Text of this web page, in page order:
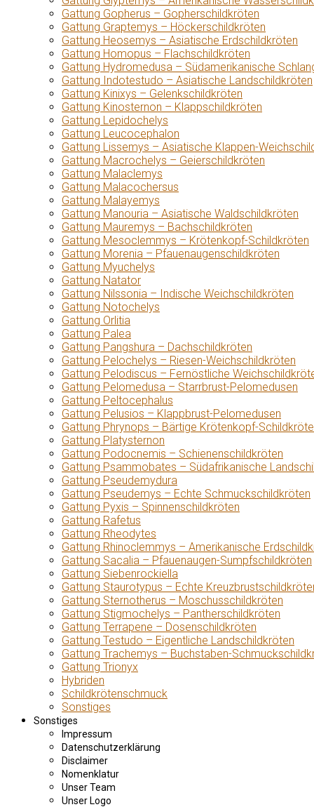
Gattung Gopherus – Gopherschildkröten
Gattung Graptemys – Höckerschildkröten
Gattung Heosemys – Asiatische Erdschildkröten
Gattung Homopus – Flachschildkröten
Gattung Hydromedusa – Südamerikanische
Gattung Indotestudo – Asiatische Landschildkröten
Gattung Kinixys – Gelenkschildkröten
Gattung Kinosternon – Klappschildkröten
Gattung Lepidochelys
Gattung Leucocephalon
Gattung Lissemys – Asiatische Klappen-
Gattung Macrochelys – Geierschildkröten
Gattung Malaclemys
Gattung Malacochersus
Gattung Malayemys
Gattung Manouria – Asiatische Waldschildkröten
Gattung Mauremys – Bachschildkröten
Gattung Mesoclemmys – Krötenkopf-Schildkröten
Gattung Morenia – Pfauenaugenschildkröten
Gattung Myuchelys
Gattung Natator
Gattung Nilssonia – Indische Weichschildkröten
Gattung Notochelys
Gattung Orlitia
Gattung Palea
Gattung Pangshura – Dachschildkröten
Gattung Pelochelys – Riesen-Weichschildkröten
Gattung Pelodiscus – Fernöstliche
Gattung Pelomedusa – Starrbrust-Pelomedusen
Gattung Peltocephalus
Gattung Pelusios – Klappbrust-Pelomedusen
Gattung Phrynops – Bärtige Krötenkopf-
Gattung Platysternon
Gattung Podocnemis – Schienenschildkröten
Gattung Psammobates – Südafrikanische
Gattung Pseudemydura
Gattung Pseudemys – Echte Schmuckschildkröten
Gattung Pyxis – Spinnenschildkröten
Gattung Rafetus
Gattung Rheodytes
Gattung Rhinoclemmys – Amerikanische
Gattung Sacalia – Pfauenaugen-Sumpfschildkröten
Gattung Siebenrockiella
Gattung Staurotypus – Echte
Gattung Sternotherus – Moschusschildkröten
Gattung Stigmochelys – Pantherschildkröten
Gattung Terrapene – Dosenschildkröten
Gattung Testudo – Eigentliche Landschildkröten
Gattung Trachemys – Buchstaben-
Gattung Trionyx
Hybriden
Schildkrötenschmuck
Sonstiges
Sonstiges
Impressum
Datenschutzerklärung
Disclaimer
Nomenklatur
Unser Team
Unser Logo